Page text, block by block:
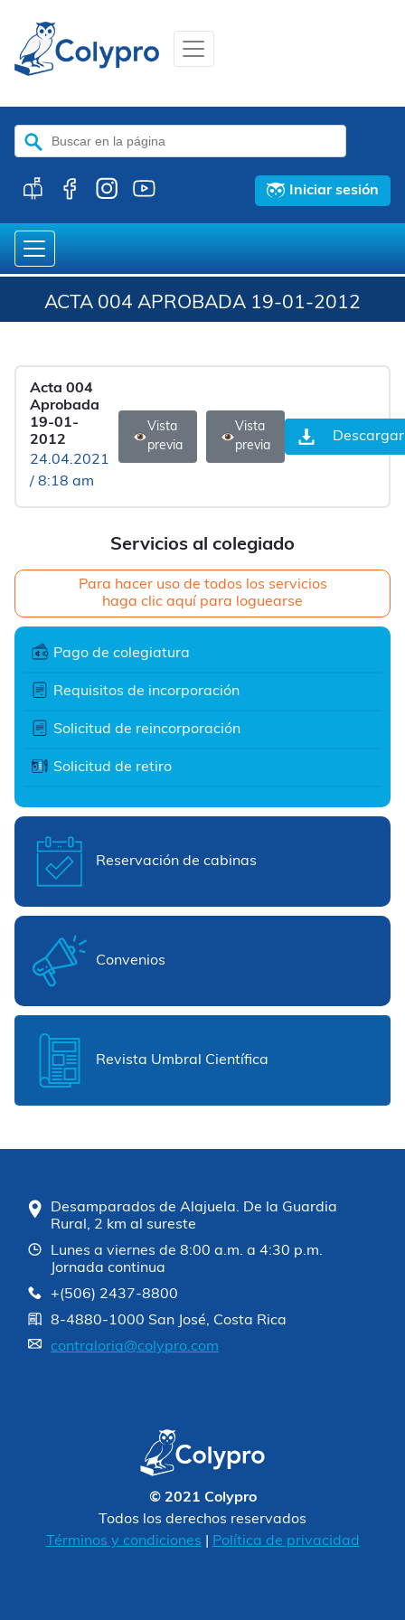
Buscar:
Iniciar sesión
ACTA 004 APROBADA 19-01-2012
Servicios al colegiado
Para hacer uso de todos los servicios
haga clic aquí para loguearse
Pago de colegiatura
Requisitos de incorporación
Solicitud de reincorporación
Solicitud de retiro
Reservación de cabinas
Convenios
Revista Umbral Científica
Acta 004
Aprobada
19-01-
2012
24.04.2021
/ 8:18 am
Vista
previa
Vista
previa
Descargar
Desamparados de Alajuela. De la Guardia
Rural, 2 km al sureste
Lunes a viernes de 8:00 a.m. a 4:30 p.m.
Jornada continua
+(506) 2437-8800
8-4880-1000 San José, Costa Rica
contraloria@colypro.com
© 2021 Colypro
Todos los derechos reservados
Términos y condiciones
Política de privacidad